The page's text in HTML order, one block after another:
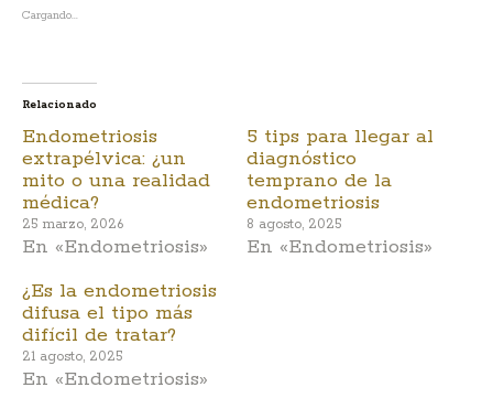
Cargando...
Relacionado
Endometriosis
extrapélvica: ¿un
mito o una realidad
médica?
25 marzo, 2026
En «Endometriosis»
5 tips para llegar al
diagnóstico
temprano de la
endometriosis
8 agosto, 2025
En «Endometriosis»
¿Es la endometriosis
difusa el tipo más
difícil de tratar?
21 agosto, 2025
En «Endometriosis»